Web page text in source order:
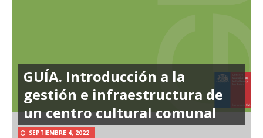
GUÍA. Introducción a la
gestión e infraestructura de
un centro cultural comunal
SEPTIEMBRE 4, 2022